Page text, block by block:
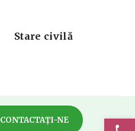
Stare civilă
CONTACTAȚI-NE